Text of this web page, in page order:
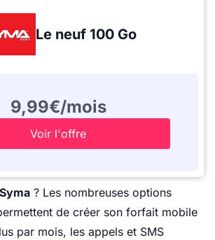
Le neuf 100 Go
9,99€/mois
Voir l'offre
? Les nombreuses options
de créer son forfait mobile
par mois, les appels et SMS